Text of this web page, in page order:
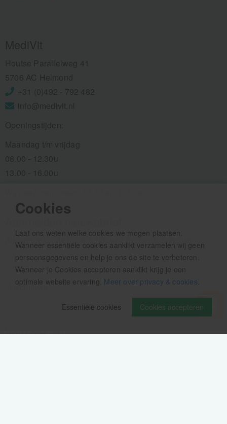
Cookies
Laat ons weten welke cookies we mogen plaatsen.
Wanneer essentiële cookies aanklikt verzamelen wij geen
persoonsgegevens en help je ons de site te verbeteren.
Wanneer je Cookies accepteren aanklikt krijg je een
optimale website ervaring. Meer over privacy & cookies
Cookies accepteren
Essentiële cookies
Als eerste op de hoogte zijn van het laatste nieuws:
Volg ons op